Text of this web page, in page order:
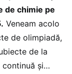
de chimie pe
Veneam acolo
de olimpiadă,
de la
continuă și…